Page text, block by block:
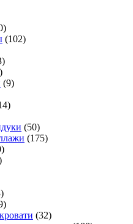
(102)
(9)
(50)
(175)
(32)